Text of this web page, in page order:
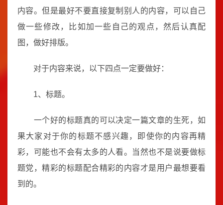
内容。但是最好不要直接复制别人的内容，可以自己
做一些修改，比如加一些自己的观点，然后认真配
图，做好排版。
对于内容来说，以下四点一定要做好：
1、标题。
一个好的标题真的可以决定一篇文章的生死，如
果大家对于你的标题不感兴趣，即使你的内容再精
彩，可能也不会有太多的人看。当然也不是说要做标
题党，精彩的标题配合精彩的内容才是用户最想要看
到的。